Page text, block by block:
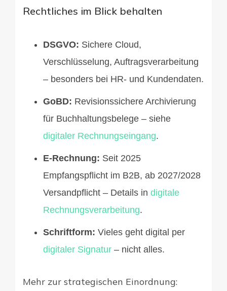
Rechtliches im Blick behalten
DSGVO: Sichere Cloud,
Verschlüsselung, Auftragsverarbeitung
– besonders bei HR- und Kundendaten.
GoBD: Revisionssichere Archivierung
für Buchhaltungsbelege – siehe
digitaler Rechnungseingang.
E-Rechnung: Seit 2025
Empfangspflicht im B2B, ab 2027/2028
Versandpflicht – Details in digitale
Rechnungsverarbeitung.
Schriftform: Vieles geht digital per
digitaler Signatur – nicht alles.
Mehr zur strategischen Einordnung: